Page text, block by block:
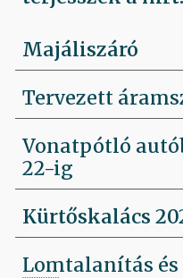
Majáliszáró
Tervezett
Vonatpótló
22-ig
Kürtőskalács
Lomtalanítás